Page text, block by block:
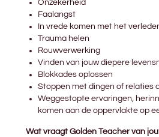
Onzekerheid
Faalangst
In vrede komen met het
Trauma helen
Rouwverwerking
Vinden van jouw diepere
Blokkades oplossen
Stoppen met dingen of relaties
Weggestopte ervaringen,
komen aan de oppervlakte op
Wat vraagt Golden Teacher van